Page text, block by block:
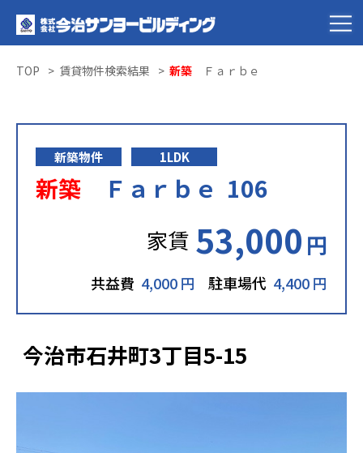
TOP 賃貸物件検索結果 新築 Ｆａｒｂｅ
新築物件 1LDK
新築 Ｆａｒｂｅ 106
家賃 53,000 円
共益費 4,000 円 駐車場代 4,400 円
今治市石井町3丁目5-15